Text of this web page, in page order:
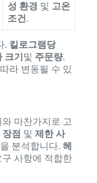
성 환경 및 고온
조건.
. 킬로그램당
크기 및 주문량.
라 변동될 수 있
마찬가지로 고
장점 및 제한 사
분석합니다. 헤
사항에 적합한